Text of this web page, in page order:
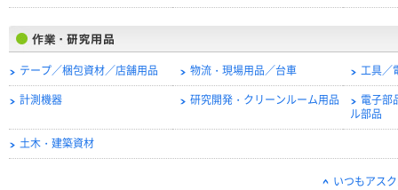
テープ／梱包資材／店舗用品 物流・現場用品／台車 工具／
計測機器 研究開発・クリーンルーム用品
電子部
ル部品
土木・建築資材
いつもアス